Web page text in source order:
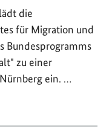
die
für Migration und
Bundesprogramms
zu einer
ein. …